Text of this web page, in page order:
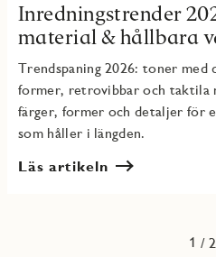
Inredningstrender
material & hållbara
Trendspaning 2026: toner med
former, retrovibbar och taktila
färger, former och detaljer för
som håller i längden.
Läs artikeln
1
2
3
4
5
6
7
8
9
10
11
12
13
14
15
16
17
18
19
20
21
22
23
24
25
26
27
28
29 /